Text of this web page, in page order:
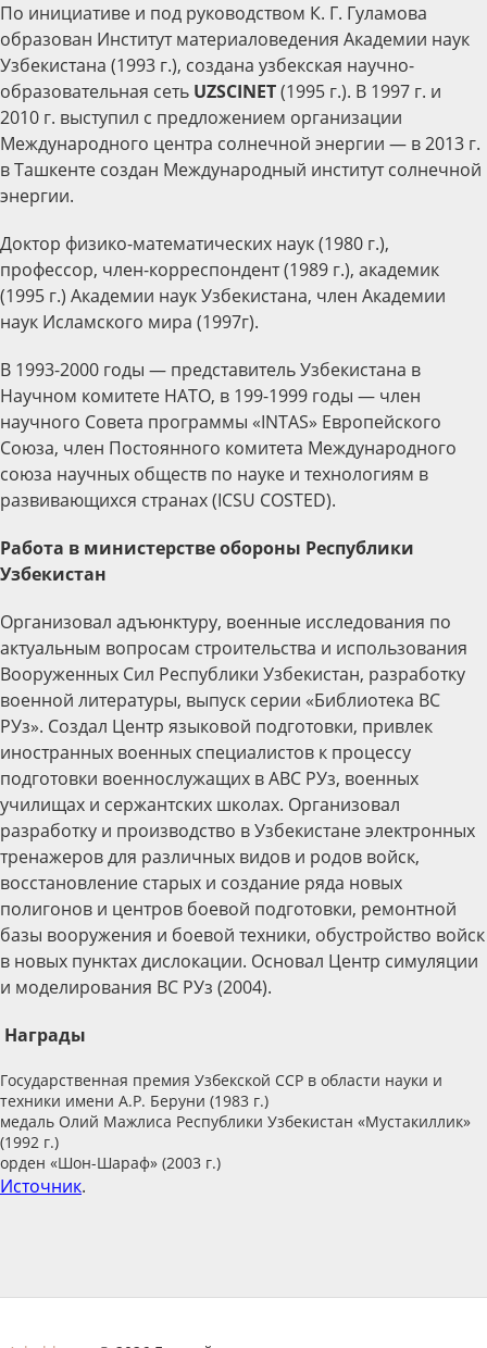
По инициативе и под руководством К. Г. Гуламова
образован Институт материаловедения Академии наук
Узбекистана (1993 г.), создана узбекская научно-
образовательная сеть UZSCINET(1995 г.). В 1997 г. и
2010 г. выступил с предложением организации
Международного центра солнечной энергии — в 2013 г.
в Ташкенте создан Международный институт солнечной
энергии.
Доктор физико-математических наук (1980 г.),
профессор, член-корреспондент (1989 г.), академик
(1995 г.) Академии наук Узбекистана, член Академии
наук Исламского мира (1997г).
В 1993-2000 годы — представитель Узбекистана в
Научном комитете НАТО, в 199-1999 годы — член
научного Совета программы «INTAS» Европейского
Союза, член Постоянного комитета Международного
союза научных обществ по науке и технологиям в
развивающихся странах (ICSU COSTED).
Работа в министерстве обороны Республики
Узбекистан
Организовал адъюнктуру, военные исследования по
актуальным вопросам строительства и использования
Вооруженных Сил Республики Узбекистан, разработку
военной литературы, выпуск серии «Библиотека ВС
РУз». Создал Центр языковой подготовки, привлек
иностранных военных специалистов к процессу
подготовки военнослужащих в АВС РУз, военных
училищах и сержантских школах. Организовал
разработку и производство в Узбекистане электронных
тренажеров для различных видов и родов войск,
восстановление старых и создание ряда новых
полигонов и центров боевой подготовки, ремонтной
базы вооружения и боевой техники, обустройство войск
в новых пунктах дислокации. Основал Центр симуляции
и моделирования ВС РУз (2004).
Награды
Государственная премия Узбекской ССР в области науки и
техники имени А.Р. Беруни (1983 г.)
медаль Олий Мажлиса Республики Узбекистан «Мустакиллик»
(1992 г.)
орден «Шон-Шараф» (2003 г.)
Источник.